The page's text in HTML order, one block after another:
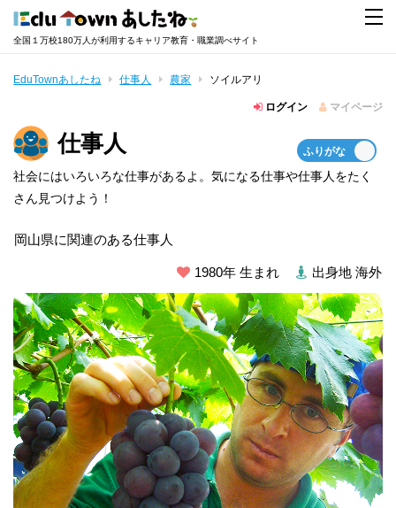
全国１万校180万人が利用するキャリア教育・職業調べサイト
EduTownあしたね 仕事人 農家 ソイルアリ
ログイン マイページ
仕事人
社会にはいろいろな仕事があるよ。気になる仕事や仕事人をたく
さん見つけよう！
岡山県に関連のある仕事人
1980年 生まれ 出身地 海外